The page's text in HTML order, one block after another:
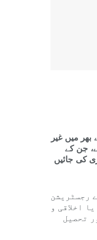
میں غیر
جن کے
کی جائیں
رجسٹریشن
اخلاقی و
تحصیل